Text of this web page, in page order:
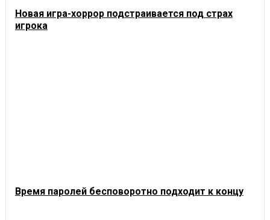
Новая игра-хоррор подстраивается под страх
игрока
Время паролей бесповоротно подходит к концу